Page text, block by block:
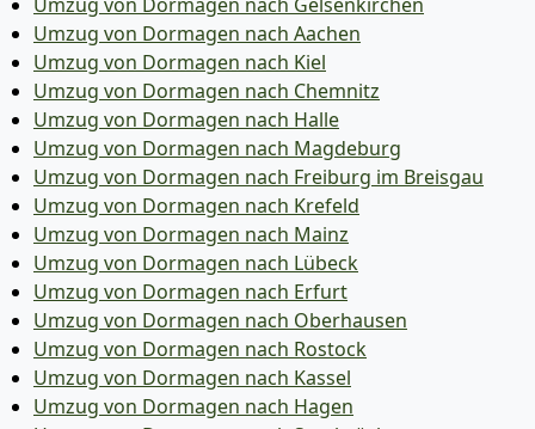
Umzug von Dormagen nach Aachen
Umzug von Dormagen nach Kiel
Umzug von Dormagen nach Chemnitz
Umzug von Dormagen nach Halle
Umzug von Dormagen nach Magdeburg
Umzug von Dormagen nach Freiburg im Breisgau
Umzug von Dormagen nach Krefeld
Umzug von Dormagen nach Mainz
Umzug von Dormagen nach Lübeck
Umzug von Dormagen nach Erfurt
Umzug von Dormagen nach Oberhausen
Umzug von Dormagen nach Rostock
Umzug von Dormagen nach Kassel
Umzug von Dormagen nach Hagen